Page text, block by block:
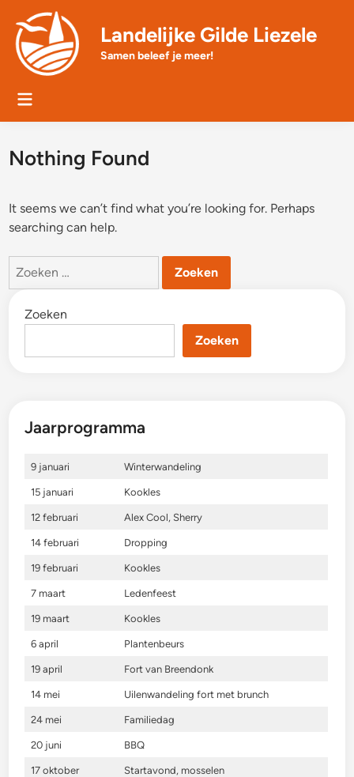
content
Landelijke Gilde Liezele
Samen beleef je meer!
Main
Nothing Found
It seems we can’t find what you’re looking for. Perhaps
searching can help.
Zoeken
Zoeken
Zoeken
Jaarprogramma
9 januari Winterwandeling
15 januari Kookles
12 februari Alex Cool, Sherry
14 februari Dropping
19 februari Kookles
7 maart Ledenfeest
19 maart Kookles
6 april Plantenbeurs
19 april Fort van Breendonk
14 mei Uilenwandeling fort met brunch
24 mei Familiedag
20 juni BBQ
17 oktober Startavond, mosselen